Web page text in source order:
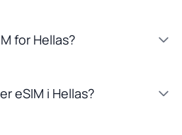
for Hellas?
eSIM i Hellas?